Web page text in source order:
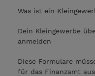
Was ist ein
Dein Kleingewerbe
anmelden
Diese Formulare
für das Finanzamt